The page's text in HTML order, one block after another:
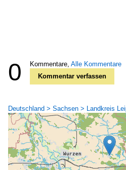
0 Kommentare, Alle Kommentare
Kommentar verfassen
Deutschland > Sachsen > Landkreis